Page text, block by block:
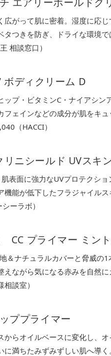
がって肌に密着。湿度に応
つきを防ぎ、ドライな環境
相談窓口）
ディクリーム D
プ・ビタミンC・ナイアシン
ェインなどの成分が肌をキ
（HACCI）
ニシールド UVスキ
表面に強力なUVプロテクシ
能が低下したフラジャイル
ーラボ）
プライマー ミン
＆ナチュラルカバーと脅威の
ながら気になる赤みを自然
談室）
ププライマー
らオイルベースに変化し、
に満ちたみずみずしい肌へ導